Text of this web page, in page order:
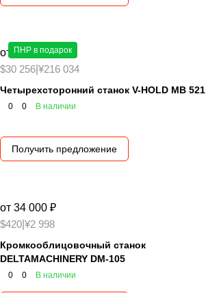
ПНР в подарок
от 2 250 000 ₽
$30 256 ¥216 034
Четырехсторонний станок V-HOLD MB 521
0 0 В наличии
Получить предложение
от 34 000 ₽
$420 ¥2 998
Кромкооблицовочный станок
DELTAMACHINERY DM-105
0 0 В наличии